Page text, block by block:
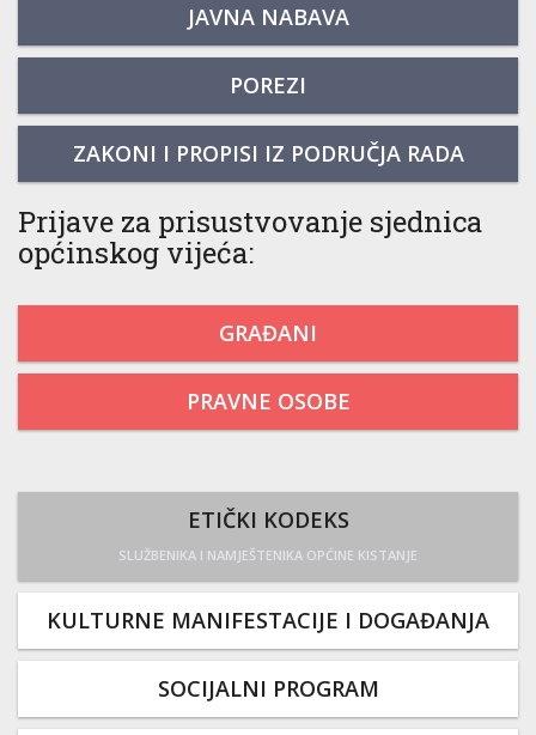
JAVNA NABAVA
POREZI
ZAKONI I PROPISI IZ PODRUČJA RADA
Prijave za prisustvovanje sjednica
općinskog vijeća:
GRAĐANI
PRAVNE OSOBE
ETIČKI KODEKS
SLUŽBENIKA I NAMJEŠTENIKA OPĆINE KISTANJE
KULTURNE MANIFESTACIJE I DOGAĐANJA
SOCIJALNI PROGRAM